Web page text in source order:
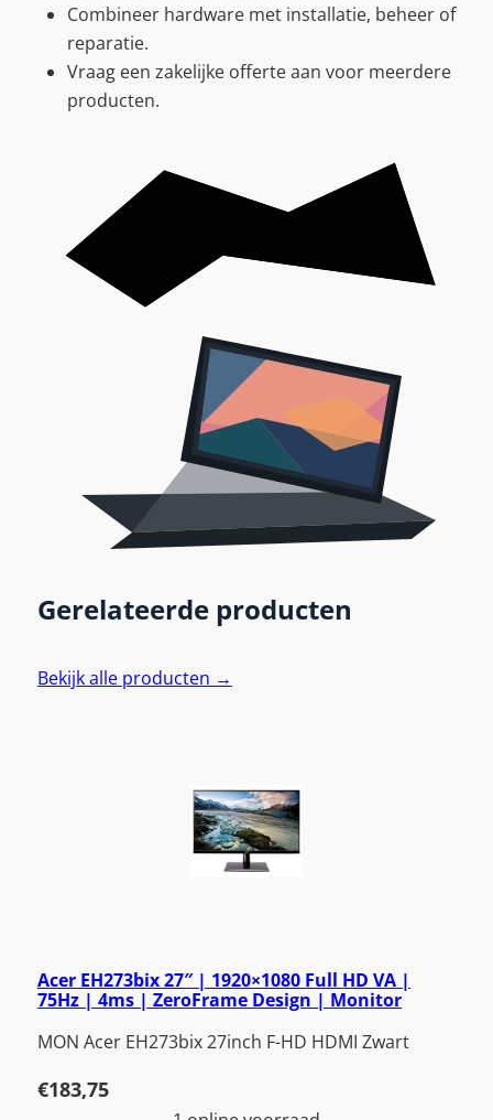
Combineer hardware met installatie, beheer of
reparatie.
Vraag een zakelijke offerte aan voor meerdere
producten.
Gerelateerde producten
Bekijk alle producten →
Acer EH273bix 27″ | 1920×1080 Full HD VA |
75Hz | 4ms | ZeroFrame Design | Monitor
MON Acer EH273bix 27inch F-HD HDMI Zwart
€183,75